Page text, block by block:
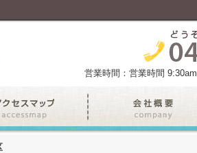
営業時間：営業時間